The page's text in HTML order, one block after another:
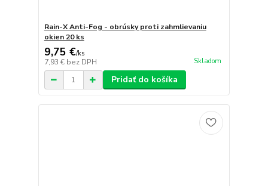
Rain-X Anti-Fog - obrúsky proti zahmlievaniu
okien 20 ks
9,75 €/ks
7,93 € bez DPH Skladom
Pridať do košíka